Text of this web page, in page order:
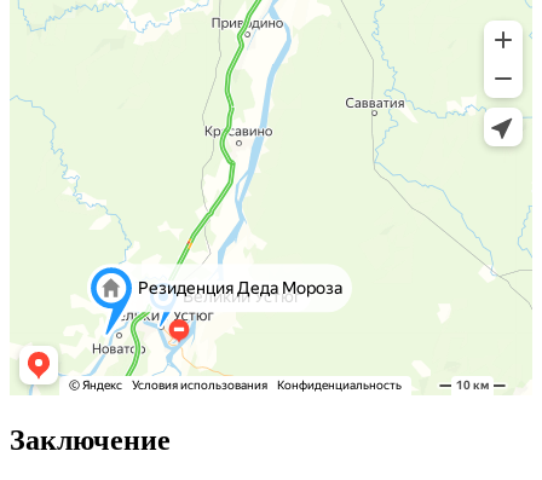
Заключение